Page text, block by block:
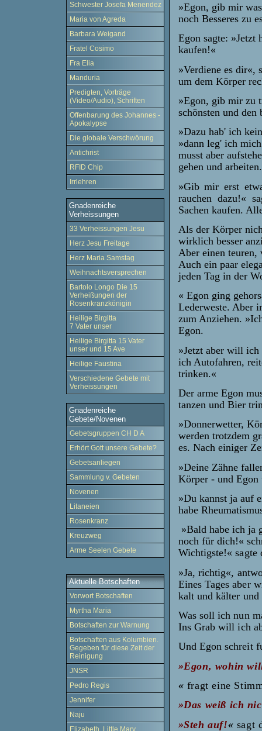
Schwester Josefa Menendez
Maria von Agreda
Barbara Weigand
Fratel Cosimo
Fra Elia
Manduria
Predigten, Vorträge
(Video/Audio), Schriften
Offenbarung des Johannes -
Apokalypse
Die globale Verschwörung
Antichrist
RFID Chip
Irrlehren
Gnadenreiche
Verheissungen
33 Verheissungen Jesu
Herz Jesu Freitage
Herz Maria Samstag
Weihnachtsversprechen
Bartolo Longo Die 15
Verheißungen der
Rosenkranzkönigin
Heilige Birgitta
7 Vater unser
Heilige Birgitta 15 Vater
unser und 15 Ave
Heilige Faustina
Verschiedene Gebete mit
Verheissungen
Gnadenreiche
Gebete/Novenen
Gebetsgruppen CH D A
Erhört Gott unsere Gebete?
Gebetsanliegen
Sammlung v. Gebeten
Novenen
Litaneien
Rosenkranz
Kreuzweg
Arme Seelen Gebete
Aktuelle Botschaften
Vorwort Botschaften
Myrtha Maria
Botschaften zur Warnung
Botschaften aus Kolumbien.
Gegeben für diese Zeit der
Reinigung
JNSR
Pedro Regis
Jennifer
Naju
»Egon, gib mir
noch Besseres zu
Egon sagte: »Jetzt
kaufen!«
»Verdiene es dir«,
um dem Körper
»Egon, gib mir zu
schönsten und
»Dazu hab' ich
»dann leg' ich
musst aber
gehen und
»Gib mir erst
rauchen dazu!«
Sachen kaufen.
Als der Körper
wirklich besser
Aber einen teuren,
Auch ein paar
jeden Tag in der
« Egon ging
Lederweste. Aber
zum Anziehen.
Egon.
»Jetzt aber will ich
ich Autofahren,
trinken.«
Der arme Egon
tanzen und Bier
»Donnerwetter,
werden trotzdem
es. Nach einiger
»Deine Zähne
Körper - und Egon
»Du kannst ja auf
habe
»Bald habe ich ja
noch für dich!«
Wichtigste!« sagte
»Ja, richtig«,
Eines Tages aber
kalt und kälter
Was soll ich nun
Ins Grab will ich
Und Egon schreit
»Egon, wohin
« fragt eine
»Das weiß ich
»Steh auf!« sagt